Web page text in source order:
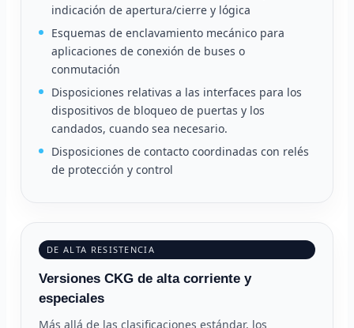
indicación de apertura/cierre y lógica
Esquemas de enclavamiento mecánico para
aplicaciones de conexión de buses o
conmutación
Disposiciones relativas a las interfaces para los
dispositivos de bloqueo de puertas y los
candados, cuando sea necesario.
Disposiciones de contacto coordinadas con relés
de protección y control
DE ALTA RESISTENCIA
Versiones CKG de alta corriente y
especiales
Más allá de las clasificaciones estándar, los